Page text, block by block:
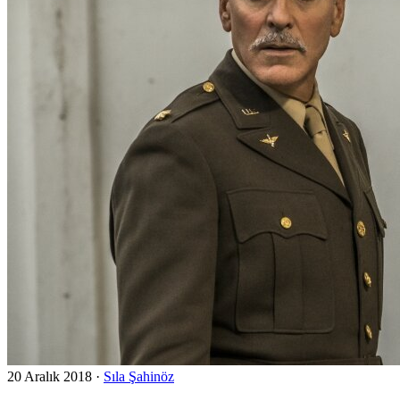
20 Aralık 2018 · Sıla Şahinöz